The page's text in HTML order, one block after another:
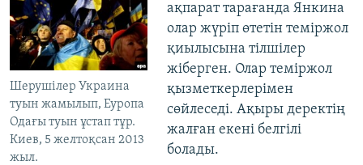
Шерушілер Украина
туын жамылып, Еуропа
Одағы туын ұстап тұр.
Киев, 5 желтоқсан 2013
жыл.
ақпарат тарағанда Янкина
олар жүріп өтетін теміржол
қиылысына тілшілер
жіберген. Олар теміржол
қызметкерлерімен
сөйлеседі. Ақыры деректің
жалған екені белгілі
болады.